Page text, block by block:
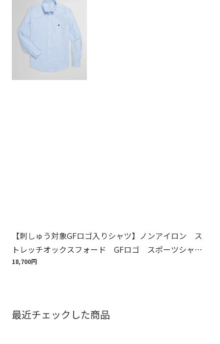
【刺しゅう対象GFロゴ入りシャツ】ノンアイロン ス
トレッチオックスフォード GFロゴ スポーツシャ
ツ Regular Fit
18,700円
最近チェックした商品